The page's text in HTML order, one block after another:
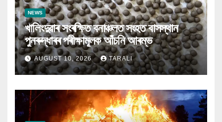
NEWS
খালিংদুৱাৰ সংৰক্ষিত বনাঞ্চলত সংহত বাসস্থান
পুনৰুদ্ধাৰৰ পৰীক্ষামূলক আঁচনি আৰম্ভ
AUGUST 10, 2026 TARALI